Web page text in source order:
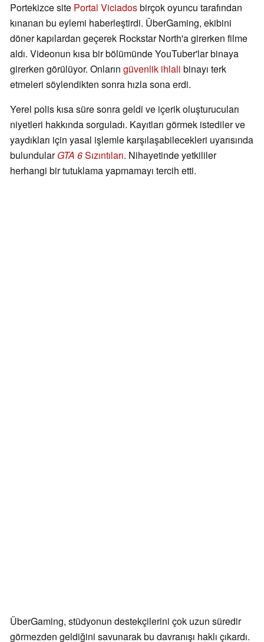
Portekizce site Portal Viciadosbirçok oyuncu tarafından
kınanan bu eylemi haberleştirdi. ÜberGaming, ekibini
döner kapılardan geçerek Rockstar North'a girerken filme
aldı. Videonun kısa bir bölümünde YouTuber'lar binaya
girerken görülüyor. Onların güvenlik ihlali binayı terk
etmeleri söylendikten sonra hızla sona erdi.
Yerel polis kısa süre sonra geldi ve içerik oluşturucuları
niyetleri hakkında sorguladı. Kayıtları görmek istediler ve
yaydıkları için yasal işlemle karşılaşabilecekleri uyarısında
bulundularGTA 6Sızıntıları. Nihayetinde yetkililer
herhangi bir tutuklama yapmamayı tercih etti.
ÜberGaming, stüdyonun destekçilerini çok uzun süredir
görmezden geldiğini savunarak bu davranışı haklı çıkardı.